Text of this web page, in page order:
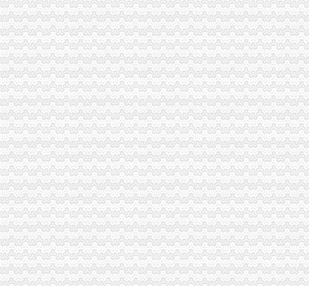
重庆3-5万1年以内二手车_重庆二手车交易网_中国二手车城
重庆开荒保洁如何收费_开荒保洁价格|重庆开荒保洁如何收费_开荒保
www.songxianhua.cn-网站综合查询|送花网-送花网…PR:0Alexa排名：
【大足经理/管理招聘|大足招聘经理/管理信息】-大足在线
2016年度重庆市巴渝杯优质工程评选结果的公示
重庆代办公司_代办公司注册__营业执照_代理工商登记_分公司_个体
渝中区开分公司
重庆汽车开锁渝中区大坪附近专业开锁、换锁-无界信息网
2015年渝中区注册测绘师学历证明怎么开_学历证明格式word模板
重庆奥汇斯电子科技有限公司渝中区分公司
重庆市渝中区大厦开荒保洁公司_重庆永秀家政清洗_【企业日常服务】
重庆艾佳健康房有限公司渝中区分公司
www.23tjw.com-网站综合查询|重庆|重庆开|佳信财税公司QQ:813…
重庆爱众钢结构有限公司
中国邮政集团公司重庆市渝中区分公司
重庆保安驾校页--重庆市渝中区公安分局保安公司驾驶培训学校（保
重庆山城及时雨地推公司渝中区单代发专业单派发团队-大坪便民/
开分公司
吐槽一下_宝爸现长期固定在河南出差,开分公司,每天忙得基本就_
石家庄市联合申通快递有限公司东开分公司联系方式_信用报告_工商信